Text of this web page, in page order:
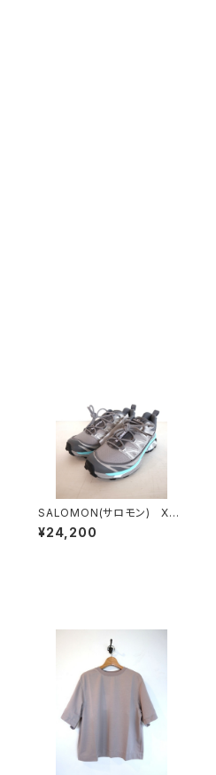
SALOMON(サロモン) XT-
6 EXPANCE CONCRETE
¥24,200